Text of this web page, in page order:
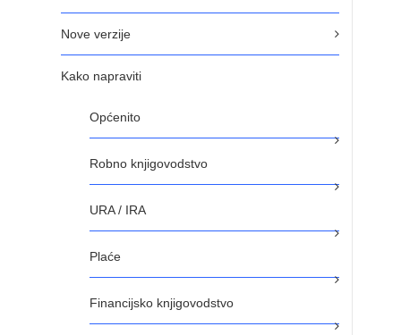
Nove verzije
Kako napraviti
Općenito
Robno knjigovodstvo
URA / IRA
Plaće
Financijsko knjigovodstvo